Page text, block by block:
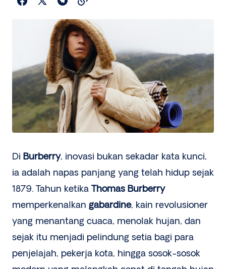
Di Burberry, inovasi bukan sekadar kata kunci,
ia adalah napas panjang yang telah hidup sejak
1879. Tahun ketika Thomas Burberry
memperkenalkan gabardine, kain revolusioner
yang menantang cuaca, menolak hujan, dan
sejak itu menjadi pelindung setia bagi para
penjelajah, pekerja kota, hingga sosok-sosok